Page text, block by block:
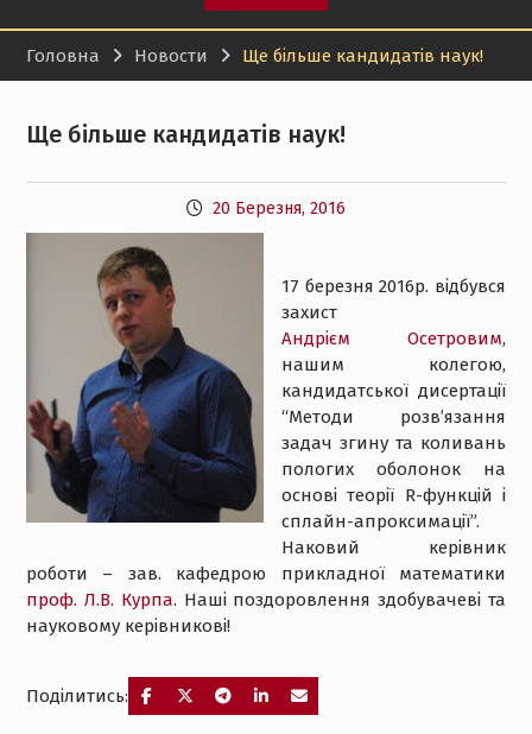
Головна Новости Ще більше кандидатів наук!
Ще більше кандидатів наук!
20 Березня, 2016
17 березня 2016р. відбувся
захист
Андрієм Осетровим,
нашим колегою,
кандидатської дисертації
“Методи розв’язання
задач згину та коливань
пологих оболонок на
основі теорії R-функцій і
сплайн-апроксимації”.
Наковий керівник
роботи – зав. кафедрою прикладної математики
проф. Л.В. Курпа. Наші поздоровлення здобувачеві та
науковому керівникові!
Поділитись: